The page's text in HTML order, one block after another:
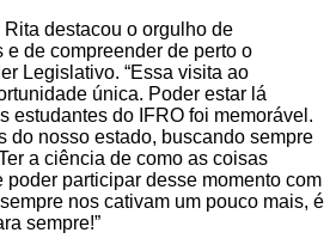
destacou o orgulho de
e de compreender de perto o
Legislativo. “Essa visita ao
única. Poder estar lá
estudantes do IFRO foi memorável.
do nosso estado, buscando sempre
a ciência de como as coisas
poder participar desse momento com
nos cativam um pouco mais, é
sempre!”